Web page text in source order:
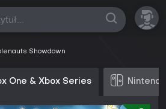
Showdown
One & Xbox Series